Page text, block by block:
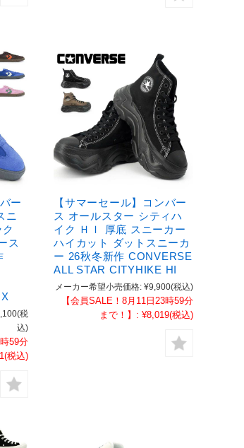
ー
ニ
ス
(税
込)
59分
(税込)
【サマーセール】コンバー
ス オールスター シティハ
イク ＨＩ 厚底 スニーカー
ハイカット ダットスニーカ
ー 26秋冬新作 CONVERSE
ALL STAR CITYHIKE HI
メーカー希望小売価格: ¥9,900(税込)
【会員SALE！8月11日23時59分
まで！】: ¥8,019(税込)